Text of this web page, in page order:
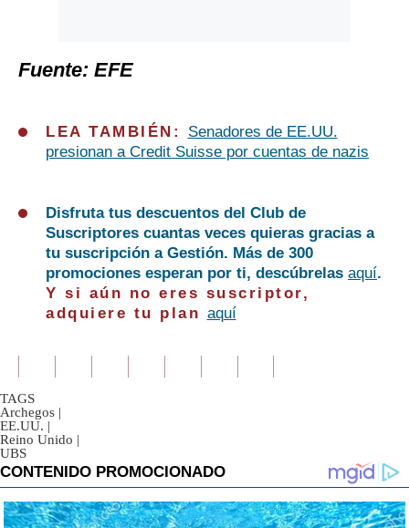
Fuente: EFE
LEA TAMBIÉN: Senadores de EE.UU.
presionan a Credit Suisse por cuentas de nazis
Disfruta tus descuentos del Club de
Suscriptores cuantas veces quieras gracias a
tu suscripción a Gestión. Más de 300
promociones esperan por ti, descúbrelas aquí.
Y si aún no eres suscriptor,
adquiere tu plan aquí
TAGS
Archegos |
EE.UU. |
Reino Unido |
UBS